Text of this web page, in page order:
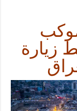
ألف موكب
زيارة